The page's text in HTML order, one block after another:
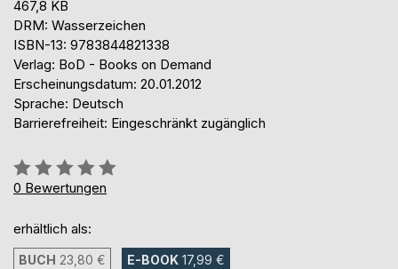
467,8 KB
DRM: Wasserzeichen
ISBN-13: 9783844821338
Verlag: BoD - Books on Demand
Erscheinungsdatum: 20.01.2012
Sprache: Deutsch
Barrierefreiheit: Eingeschränkt zugänglich
Bewertung::
0%
0 Bewertungen
erhältlich als:
BUCH 23,80 € E-BOOK 17,99 €